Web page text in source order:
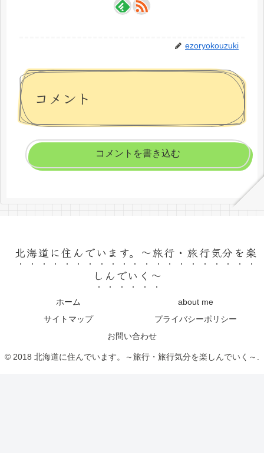
ezoryokouzuki
コメント
コメントを書き込む
北海道に住んでいます。～旅行・旅行気分を楽
しんでいく～
ホーム
about me
サイトマップ
プライバシーポリシー
お問い合わせ
© 2018 北海道に住んでいます。～旅行・旅行気分を楽しんでいく～.